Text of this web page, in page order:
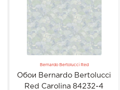
Bernardo Bertolucci Red
Обои Bernardo Bertolucci
Red Carolina 84232-4